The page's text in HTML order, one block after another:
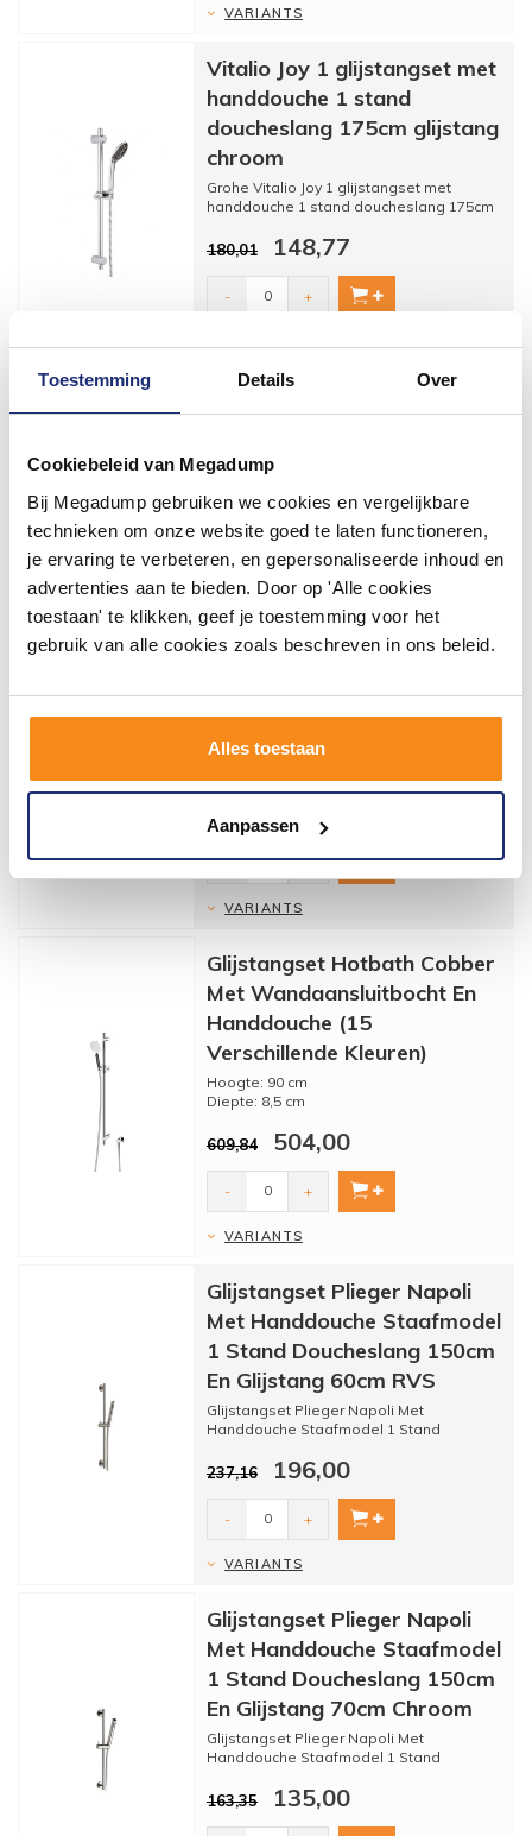
Toestemming Details Over
Cookiebeleid van Megadump
Bij Megadump gebruiken we cookies en vergelijkbare
technieken om onze website goed te laten functioneren,
je ervaring te verbeteren, en gepersonaliseerde inhoud en
advertenties aan te bieden. Door op 'Alle cookies
toestaan' te klikken, geef je toestemming voor het
gebruik van alle cookies zoals beschreven in ons beleid.
Alles toestaan
Aanpassen
VARIANTS
Vitalio Joy 1 glijstangset met
handdouche 1 stand
doucheslang 175cm glijstang
chroom
Grohe Vitalio Joy 1 glijstangset met
handdouche 1 stand doucheslang 175cm
De Gro...
180,01 148,77
- +
De glijstang set van sani-sub is een
De...
- +
VARIANTS
Vitalis Joy Duo Doucheset
Glijstang 60 Cm,
Doucheslang 175 Cm)
Als het idee van een warme zomerse
straal van deze handdouche ...
179,08
- +
VARIANTS
Glijstangset Hotbath Cobber
Met Wandaansluitbocht En
Handdouche (15
Verschillende Kleuren)
Hoogte: 90 cm
Diepte: 8,5 cm
Met rozetten: Ja
Fabrieks Garantie: 5 jaar garan...
609,84 504,00
- +
VARIANTS
Glijstangset Plieger Napoli
Met Handdouche Staafmodel
1 Stand Doucheslang 150cm
En Glijstang 60cm RVS
Glijstangset Plieger Napoli Met
Handdouche Staafmodel 1 Stand
RV...
237,16 196,00
- +
VARIANTS
Glijstangset Plieger Napoli
Met Handdouche Staafmodel
1 Stand Doucheslang 150cm
En Glijstang 70cm Chroom
Glijstangset Plieger Napoli Met
Handdouche Staafmodel 1 Stand
Ch...
163,35 135,00